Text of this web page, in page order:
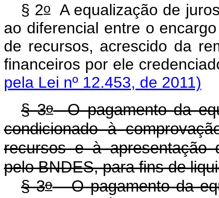
§ 2oA equalização de
ao diferencial entre o
de recursos, acrescido da
financeiros por ele
pela Lei nº 12.453, de 2011)
§ 3oO pagamento da
condicionado à
recursos e à apresentação
pelo BNDES, para fins de
§ 3oO pagamento da